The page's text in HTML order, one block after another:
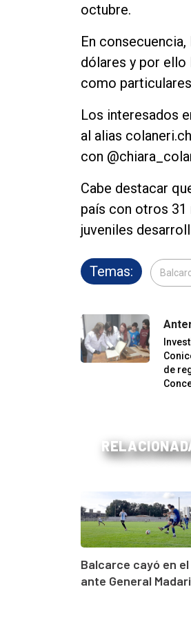
octubre.
En
dólares y por ello
como
Los interesados
al alias
con
Cabe destacar
país con otros 31
juveniles
Temas:
de
Balcarce cayó en
ante General